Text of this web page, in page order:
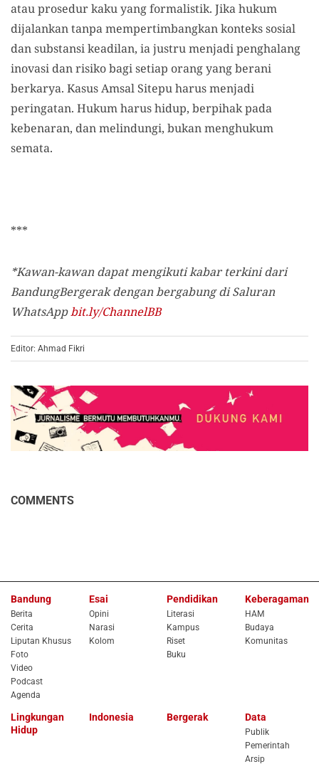
atau prosedur kaku yang formalistik. Jika hukum
dijalankan tanpa mempertimbangkan konteks sosial
dan substansi keadilan, ia justru menjadi penghalang
inovasi dan risiko bagi setiap orang yang berani
berkarya. Kasus Amsal Sitepu harus menjadi
peringatan. Hukum harus hidup, berpihak pada
kebenaran, dan melindungi, bukan menghukum
semata.
***
*Kawan-kawan dapat mengikuti kabar terkini dari
BandungBergerak dengan bergabung di Saluran
WhatsAppbit.ly/ChannelBB
Editor: Ahmad Fikri
COMMENTS
Bandung
Berita
Cerita
Liputan Khusus
Foto
Video
Podcast
Agenda
Esai
Opini
Narasi
Kolom
Pendidikan
Literasi
Kampus
Riset
Buku
Keberagaman
HAM
Budaya
Komunitas
Lingkungan
Hidup
Indonesia Bergerak Data
Publik
Pemerintah
Arsip